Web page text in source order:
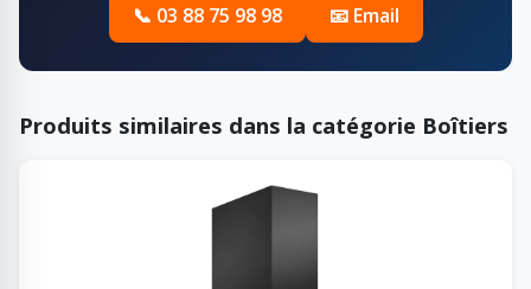
📞 03 88 75 98 98 📧 Email
Produits similaires dans la catégorie Boîtiers